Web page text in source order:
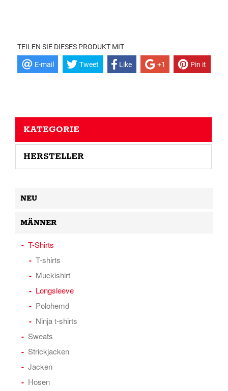
TEILEN SIE DIESES PRODUKT MIT
E-mail Tweet Like +1 Pin it
KATEGORIE
HERSTELLER
NEU
MÄNNER
T-Shirts
T-shirts
Muckishirt
Longsleeve
Polohemd
Ninja t-shirts
Sweats
Strickjacken
Jacken
Hosen